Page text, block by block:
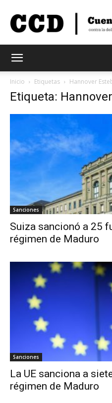
Inicio Etiquetas Hannover
Etiqueta:
Sanciones
Suiza sancionó a 25
régimen de Maduro
Sanciones
La UE sanciona a
régimen de Maduro